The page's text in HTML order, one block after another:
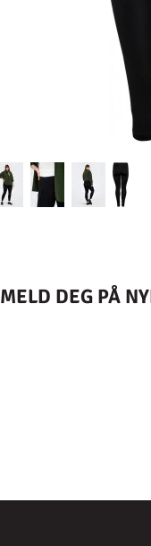
MELD DEG PÅ